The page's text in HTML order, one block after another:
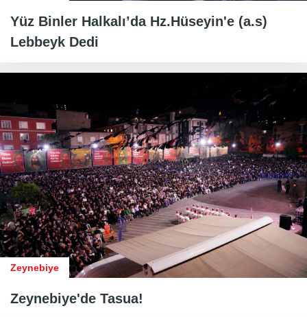
Yüz Binler Halkalı’da Hz.Hüseyin'e (a.s)
Lebbeyk Dedi
Zeynebiye
Zeynebiye'de Tasua!